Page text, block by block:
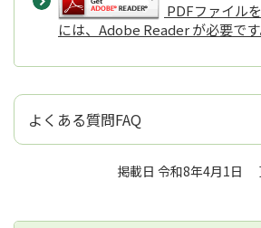
PDFファイル
には、Adobe Reader が必要です
よくある質問FAQ
掲載日 令和8年4月1日